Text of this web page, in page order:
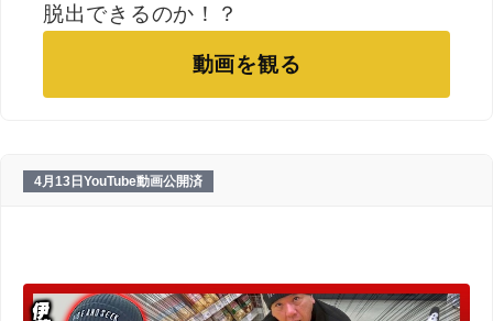
脱出できるのか！？
動画を観る
4月13日YouTube動画公開済